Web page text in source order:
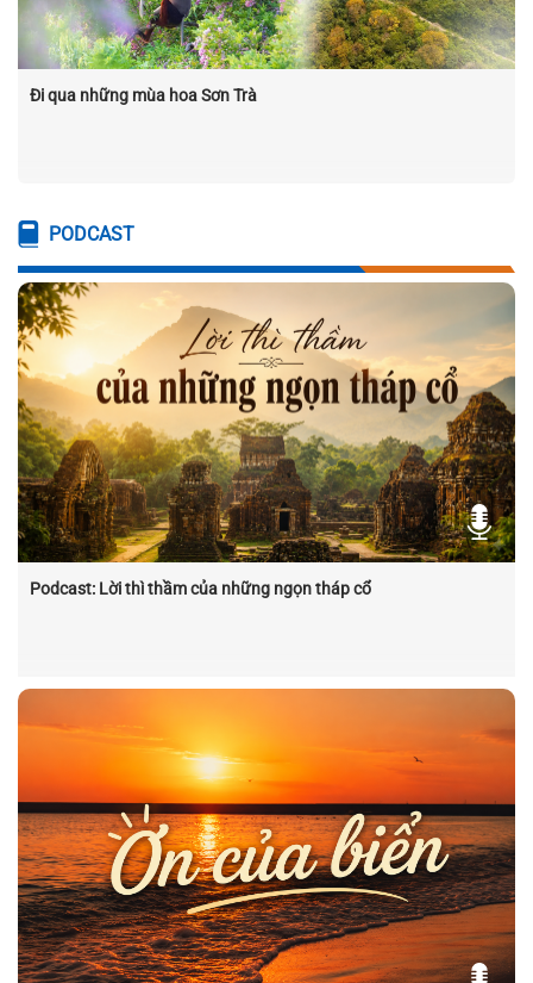
Đi qua những mùa hoa Sơn Trà
PODCAST
Podcast: Lời thì thầm của những ngọn tháp cổ